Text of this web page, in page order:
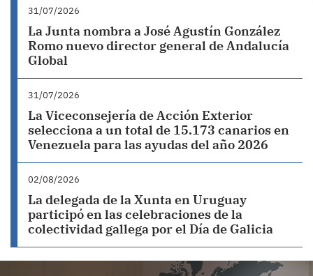
31/07/2026
La Junta nombra a José Agustín González
Romo nuevo director general de Andalucía
Global
31/07/2026
La Viceconsejería de Acción Exterior
selecciona a un total de 15.173 canarios en
Venezuela para las ayudas del año 2026
02/08/2026
La delegada de la Xunta en Uruguay
participó en las celebraciones de la
colectividad gallega por el Día de Galicia